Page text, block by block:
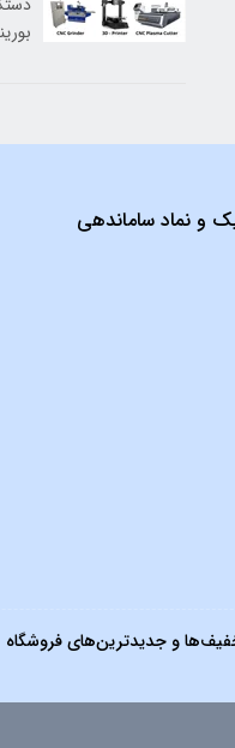
و نماد ساماندهی
و جدیدترین‌های فروشگاه